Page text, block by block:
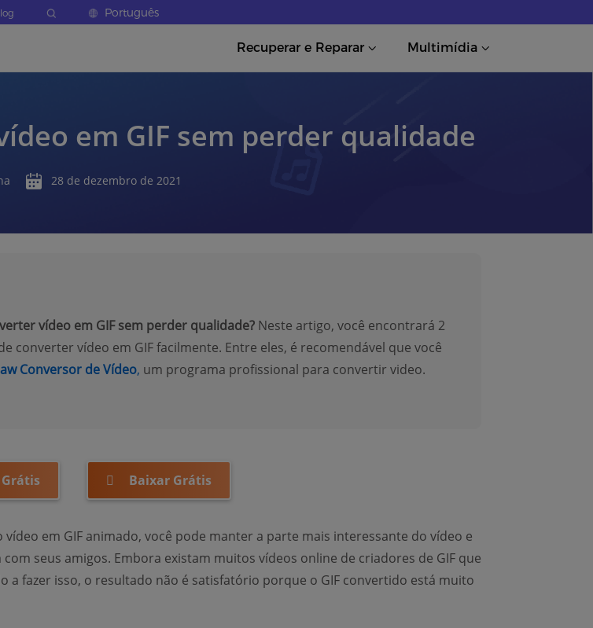
Português
Recuperar e Reparar Multimídia
em GIF sem perder qualidade
28 de dezembro de 2021
vídeo em GIF sem perder qualidade? Neste artigo, você encontrará 2
converter vídeo em GIF facilmente. Entre eles, é recomendável que você
Conversor de Vídeo, um programa profissional para convertir video.
Baixar Grátis
vídeo em GIF animado, você pode manter a parte mais interessante do vídeo e
seus amigos. Embora existam muitos vídeos online de criadores de GIF que
a fazer isso, o resultado não é satisfatório porque o GIF convertido está muito